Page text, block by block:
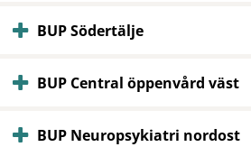
BUP Södertälje
BUP Central öppenvård väst
BUP Neuropsykiatri nordost